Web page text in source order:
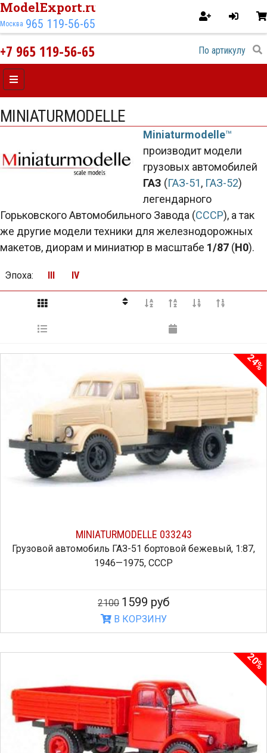
ModelExport.ru
Москва 965 119-56-65
+7 965 119-56-65
MINIATURMODELLE
Miniaturmodelle™
производит модели
грузовых автомобилей
ГАЗ (ГАЗ-51, ГАЗ-52)
легендарного
Горьковского Автомобильного Завода (СССР), а так
же другие модели техники для железнодорожных
макетов, диорам и миниатюр в масштабе 1/87 (H0).
Эпоха: III IV
MINIATURMODELLE 033243
Грузовой автомобиль ГАЗ-51 бортовой бежевый, 1:87,
1946—1975, СССР
24%
2100 1599 руб
В КОРЗИНУ
20%